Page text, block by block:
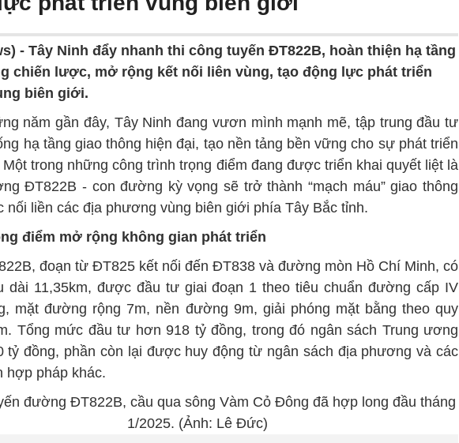
- Tây Ninh đẩy nhanh thi công tuyến ĐT822B, hoàn thiện hạ tầng
chiến lược, mở rộng kết nối liên vùng, tạo động lực phát triển
biên giới.
năm gần đây, Tây Ninh đang vươn mình mạnh mẽ, tập trung đầu tư
hạ tầng giao thông hiện đại, tạo nền tảng bền vững cho sự phát triển
trong những công trình trọng điểm đang được triển khai quyết liệt là
ĐT822B - con đường kỳ vọng sẽ trở thành “mạch máu” giao thông
nối liền các địa phương vùng biên giới phía Tây Bắc tỉnh.
điểm mở rộng không gian phát triển
đoạn từ ĐT825 kết nối đến ĐT838 và đường mòn Hồ Chí Minh, có
dài 11,35km, được đầu tư giai đoạn 1 theo tiêu chuẩn đường cấp IV
mặt đường rộng 7m, nền đường 9m, giải phóng mặt bằng theo quy
Tổng mức đầu tư hơn 918 tỷ đồng, trong đó ngân sách Trung ương
tỷ đồng, phần còn lại được huy động từ ngân sách địa phương và các
hợp pháp khác.